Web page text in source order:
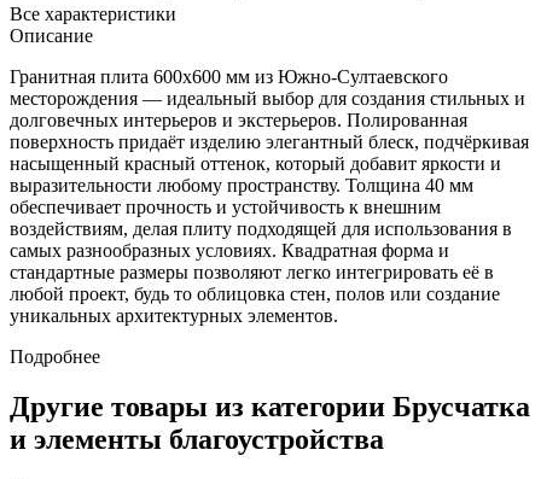
Все характеристики
Описание
Гранитная плита 600х600 мм из Южно-Султаевского
месторождения — идеальный выбор для создания стильных и
долговечных интерьеров и экстерьеров. Полированная
поверхность придаёт изделию элегантный блеск, подчёркивая
насыщенный красный оттенок, который добавит яркости и
выразительности любому пространству. Толщина 40 мм
обеспечивает прочность и устойчивость к внешним
воздействиям, делая плиту подходящей для использования в
самых разнообразных условиях. Квадратная форма и
стандартные размеры позволяют легко интегрировать её в
любой проект, будь то облицовка стен, полов или создание
уникальных архитектурных элементов.
Подробнее
Другие товары из категории Брусчатка
и элементы благоустройства